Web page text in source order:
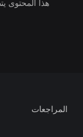
هذا المحتوى
المراجعات